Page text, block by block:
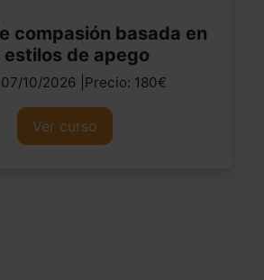
compasión basada en
estilos de apego
10/2026 |Precio: 180€
Ver curso